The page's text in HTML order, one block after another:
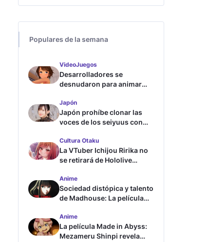
Populares de la semana
VideoJuegos
Desarrolladores se
desnudaron para animar
Japón
Japón prohíbe clonar las
voces de los seiyuus con
Cultura Otaku
La VTuber Ichijou Ririka no
se retirará de Hololive
Anime
Sociedad distópica y talento
de Madhouse: La película
tráiler
Anime
La película Made in Abyss:
Mezameru Shinpi revela